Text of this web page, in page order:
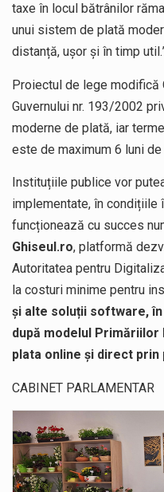
taxe în locul bătrânilor
unui sistem de plată
distanță, ușor și în timp
Proiectul de lege modifică
Guvernului nr. 193/2002
moderne de plată, iar
este de maximum 6 luni
Instituțiile publice vor
implementate, în condițiile
funcționează cu succes
Ghiseul.ro, platformă
Autoritatea pentru
la costuri minime pentru
și alte soluții software,
după modelul Primăriilor
plata online și direct prin
CABINET PARLAMENTAR